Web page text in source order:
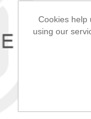
Cookies help
using our